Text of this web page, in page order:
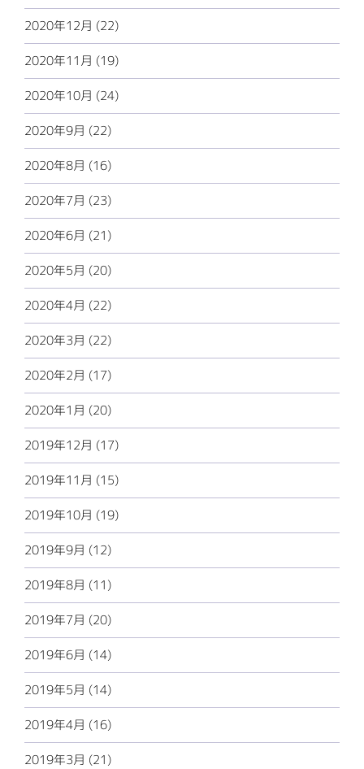
2020年12月 (22)
2020年11月 (19)
2020年10月 (24)
2020年9月 (22)
2020年8月 (16)
2020年7月 (23)
2020年6月 (21)
2020年5月 (20)
2020年4月 (22)
2020年3月 (22)
2020年2月 (17)
2020年1月 (20)
2019年12月 (17)
2019年11月 (15)
2019年10月 (19)
2019年9月 (12)
2019年8月 (11)
2019年7月 (20)
2019年6月 (14)
2019年5月 (14)
2019年4月 (16)
2019年3月 (21)